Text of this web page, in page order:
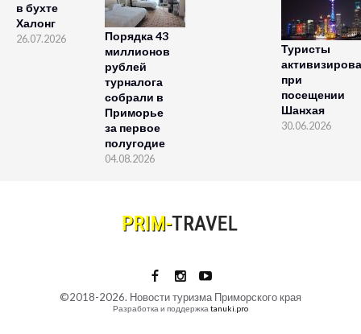
в бухте
Халонг
26.07.2026
Порядка 43
миллионов
рублей
турналога
собрали в
Приморье
за первое
полугодие
04.08.2026
Туристы
при
посещении
Шанхая
30.06.2026
©2018-2026. Новости туризма Приморского края
Разработка и поддержкаtanuki.pro